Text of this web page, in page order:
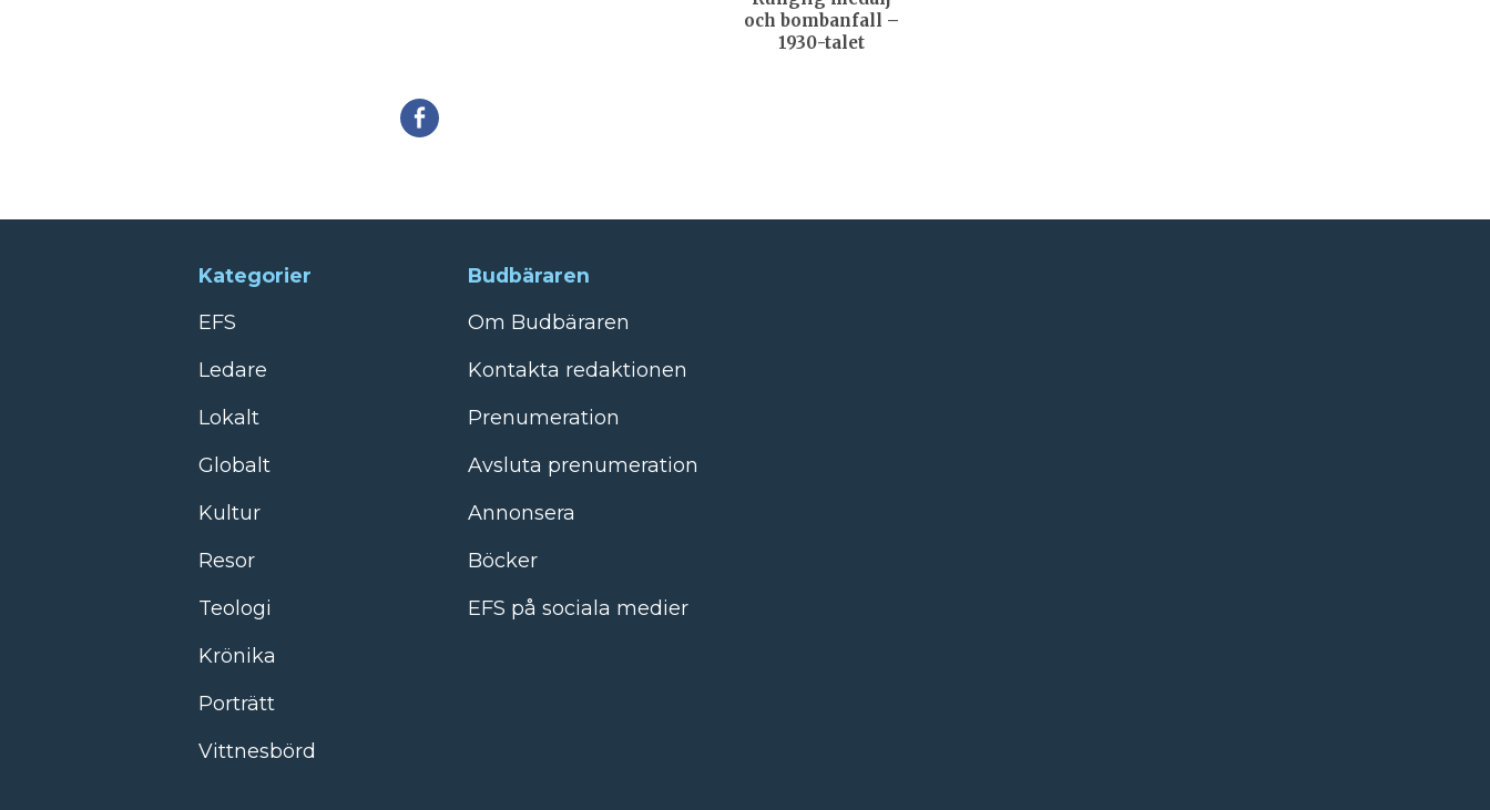
och bombanfall –
1930-talet
Kategorier
EFS
Ledare
Lokalt
Globalt
Kultur
Resor
Teologi
Krönika
Porträtt
Vittnesbörd
Budbäraren
Om Budbäraren
Kontakta redaktionen
Prenumeration
Avsluta prenumeration
Annonsera
Böcker
EFS på sociala medier